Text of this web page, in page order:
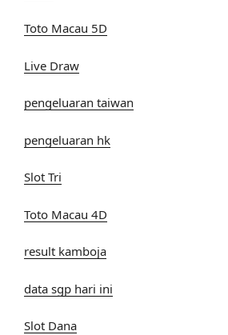
Toto Macau 5D
Live Draw
pengeluaran taiwan
pengeluaran hk
Slot Tri
Toto Macau 4D
result kamboja
data sgp hari ini
Slot Dana